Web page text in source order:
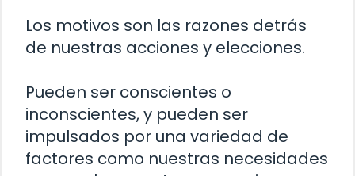
Los motivos son las razones detrás
de nuestras acciones y elecciones.
Pueden ser conscientes o
inconscientes, y pueden ser
impulsados por una variedad de
factores como nuestras necesidades